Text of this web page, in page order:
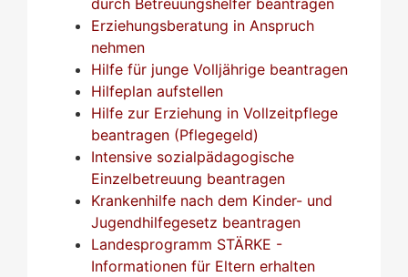
Erziehungsberatung in Anspruch
nehmen
Hilfe für junge Volljährige beantragen
Hilfeplan aufstellen
Hilfe zur Erziehung in Vollzeitpflege
beantragen (Pflegegeld)
Intensive sozialpädagogische
Einzelbetreuung beantragen
Krankenhilfe nach dem Kinder- und
Jugendhilfegesetz beantragen
Landesprogramm STÄRKE -
Informationen für Eltern erhalten